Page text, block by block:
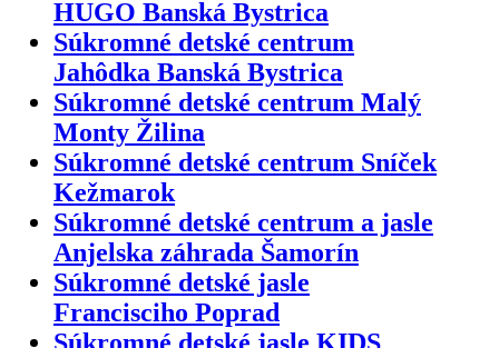
HUGO Banská Bystrica
Súkromné detské centrum
Jahôdka Banská Bystrica
Súkromné detské centrum Malý
Monty Žilina
Súkromné detské centrum Sníček
Kežmarok
Súkromné detské centrum a jasle
Anjelska záhrada Šamorín
Súkromné detské jasle
Francisciho Poprad